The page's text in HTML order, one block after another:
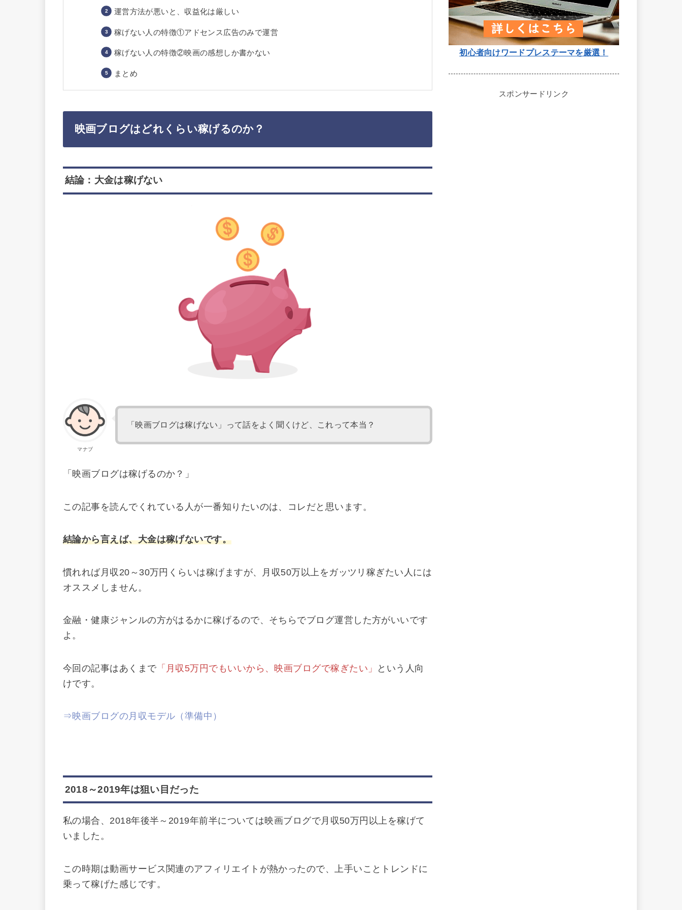
運営方法が悪いと、収益化は厳しい
稼げない人の特徴①アドセンス広告のみで運営
稼げない人の特徴②映画の感想しか書かない
まとめ
映画ブログはどれくらい稼げるのか？
結論：大金は稼げない
マナブ
「映画ブログは稼げない」って話をよく聞くけど、これって本当？
「映画ブログは稼げるのか？」
この記事を読んでくれている人が一番知りたいのは、コレだと思います。
結論から言えば、大金は稼げないです。
慣れれば月収20～30万円くらいは稼げますが、月収50万以上をガッツリ稼ぎたい人には
オススメしません。
金融・健康ジャンルの方がはるかに稼げるので、そちらでブログ運営した方がいいです
よ。
今回の記事はあくまで「月収5万円でもいいから、映画ブログで稼ぎたい」
という人向
けです。
⇒映画ブログの月収モデル（準備中）
2018～2019年は狙い目だった
私の場合、2018年後半～2019年前半については映画ブログで月収50万円以上を稼げて
いました。
この時期は動画サービス関連のアフィリエイトが熱かったので、上手いことトレンドに
乗って稼げた感じです。
初心者向けワードプレステーマを厳選！
スポンサードリンク